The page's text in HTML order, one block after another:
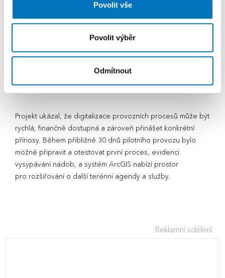
Povolit vše
Povolit výběr
Odmítnout
„Byli jsme překvapeni, že posádky přijaly řešení
pozitivně, i když vlastně slouží i jako forma kontroly.
práci, co jim umožňuje zlepšit jejich činnosti a péči
o region, za který jsou odpovědné.“
Projekt ukázal, že digitalizace provozních procesů může být
rychlá, finančně dostupná a zároveň přinášet konkrétní
přínosy. Během přibližně 30 dnů pilotního provozu bylo
možné připravit a otestovat první proces, evidenci
vysypávání nádob, a systém ArcGIS nabízí prostor
pro rozšiřování o další terénní agendy a služby.
Reklamní sdělení